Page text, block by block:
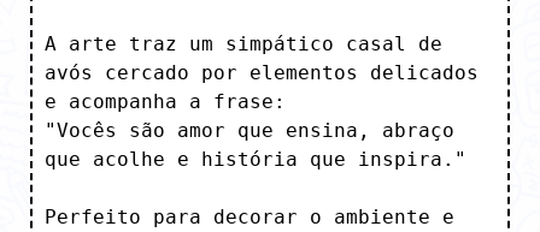
A arte traz um simpático casal de
avós cercado por elementos delicados
e acompanha a frase:
"Vocês são amor que ensina, abraço
que acolhe e história que inspira."
Perfeito para decorar o ambiente e